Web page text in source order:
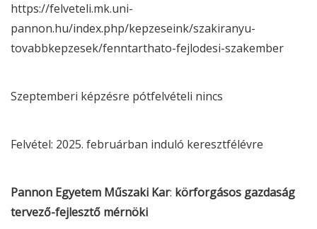
https://felveteli.mk.uni-
pannon.hu/index.php/kepzeseink/szakiranyu-
tovabbkepzesek/fenntarthato-fejlodesi-szakember
Szeptemberi képzésre pótfelvételi nincs
Felvétel: 2025. februárban induló keresztfélévre
Pannon Egyetem Műszaki Kar: körforgásos gazdaság
tervező-fejlesztő mérnöki